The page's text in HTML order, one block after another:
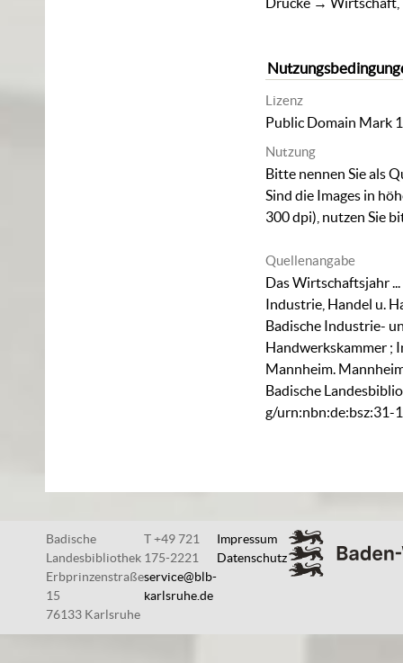
Lizenz
Public Domain Mark
Nutzung
Bitte nennen Sie als
Sind die Images in
300 dpi), nutzen Sie
Quellenangabe
Das Wirtschaftsjahr
Industrie, Handel u.
Badische Industrie-
Handwerkskammer ;
Mannheim.
Badische
g/urn:nbn:de:bsz:31-
Badische
Landesbibliothek
Erbprinzenstraße
15
76133 Karlsruhe
T +49 721
175-2221
service@blb-
karlsruhe.de
Impressum
Datenschutz